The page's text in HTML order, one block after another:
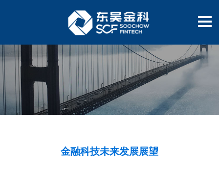
金融科技未来发展展望